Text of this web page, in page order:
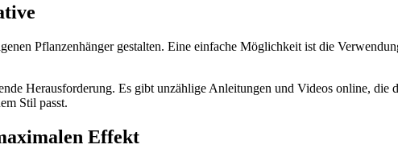
Pflanzenhänger gestalten. Eine einfache Möglichkeit ist die
Herausforderung. Es gibt unzählige Anleitungen und Videos online,
Stil passt.
Effekt